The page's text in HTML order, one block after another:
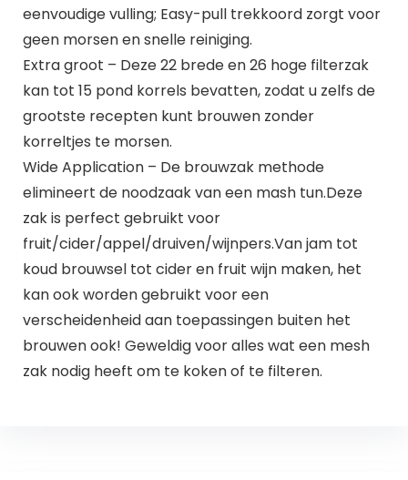
eenvoudige vulling; Easy-pull trekkoord zorgt voor
geen morsen en snelle reiniging.
Extra groot – Deze 22 brede en 26 hoge filterzak
kan tot 15 pond korrels bevatten, zodat u zelfs de
grootste recepten kunt brouwen zonder
korreltjes te morsen.
Wide Application – De brouwzak methode
elimineert de noodzaak van een mash tun.Deze
zak is perfect gebruikt voor
fruit/cider/appel/druiven/wijnpers.Van jam tot
koud brouwsel tot cider en fruit wijn maken, het
kan ook worden gebruikt voor een
verscheidenheid aan toepassingen buiten het
brouwen ook! Geweldig voor alles wat een mesh
zak nodig heeft om te koken of te filteren.